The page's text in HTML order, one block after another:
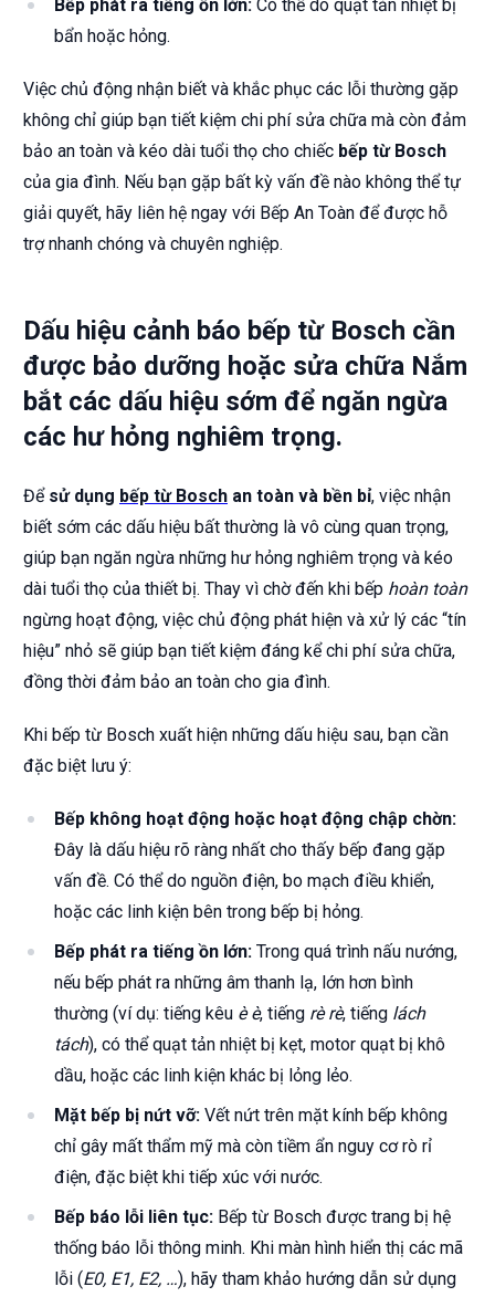
Bếp phát ra tiếng ồn lớn: Có thể do quạt tản nhiệt bị
bẩn hoặc hỏng.
Việc chủ động nhận biết và khắc phục các lỗi thường gặp
không chỉ giúp bạn tiết kiệm chi phí sửa chữa mà còn đảm
bảo an toàn và kéo dài tuổi thọ cho chiếc bếp từ Bosch
của gia đình. Nếu bạn gặp bất kỳ vấn đề nào không thể tự
giải quyết, hãy liên hệ ngay với Bếp An Toàn để được hỗ
trợ nhanh chóng và chuyên nghiệp.
Dấu hiệu cảnh báo bếp từ Bosch cần
được bảo dưỡng hoặc sửa chữa Nắm
bắt các dấu hiệu sớm để ngăn ngừa
các hư hỏng nghiêm trọng.
Để sử dụng bếp từ Bosch an toàn và bền bỉ, việc nhận
biết sớm các dấu hiệu bất thường là vô cùng quan trọng,
giúp bạn ngăn ngừa những hư hỏng nghiêm trọng và kéo
dài tuổi thọ của thiết bị. Thay vì chờ đến khi bếp hoàn toàn
ngừng hoạt động, việc chủ động phát hiện và xử lý các “tín
hiệu” nhỏ sẽ giúp bạn tiết kiệm đáng kể chi phí sửa chữa,
đồng thời đảm bảo an toàn cho gia đình.
Khi bếp từ Bosch xuất hiện những dấu hiệu sau, bạn cần
đặc biệt lưu ý:
Bếp không hoạt động hoặc hoạt động chập chờn:
Đây là dấu hiệu rõ ràng nhất cho thấy bếp đang gặp
vấn đề. Có thể do nguồn điện, bo mạch điều khiển,
hoặc các linh kiện bên trong bếp bị hỏng.
Bếp phát ra tiếng ồn lớn: Trong quá trình nấu nướng,
nếu bếp phát ra những âm thanh lạ, lớn hơn bình
thường (ví dụ: tiếng kêu è è, tiếng rè rè, tiếng lách
tách), có thể quạt tản nhiệt bị kẹt, motor quạt bị khô
dầu, hoặc các linh kiện khác bị lỏng lẻo.
Mặt bếp bị nứt vỡ: Vết nứt trên mặt kính bếp không
chỉ gây mất thẩm mỹ mà còn tiềm ẩn nguy cơ rò rỉ
điện, đặc biệt khi tiếp xúc với nước.
Bếp báo lỗi liên tục: Bếp từ Bosch được trang bị hệ
thống báo lỗi thông minh. Khi màn hình hiển thị các mã
lỗi (E0, E1, E2, …), hãy tham khảo hướng dẫn sử dụng